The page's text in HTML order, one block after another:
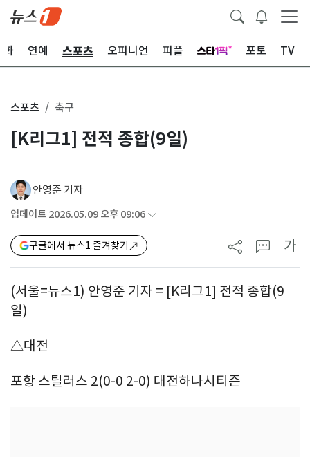
화 연예 스포츠 오피니언 피플 포토 TV
스포츠 축구
[K리그1] 전적 종합(9일)
안영준 기자
업데이트 2026.05.09 오후 09:06
구글에서 뉴스1 즐겨찾기 가
(서울=뉴스1) 안영준 기자 = [K리그1] 전적 종합(9
일)
△대전
포항 스틸러스 2(0-0 2-0) 대전하나시티즌